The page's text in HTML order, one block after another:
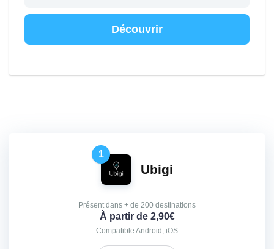
Découvrir
1
Ubigi
Présent dans + de 200 destinations
À partir de 2,90€
Compatible Android, iOS